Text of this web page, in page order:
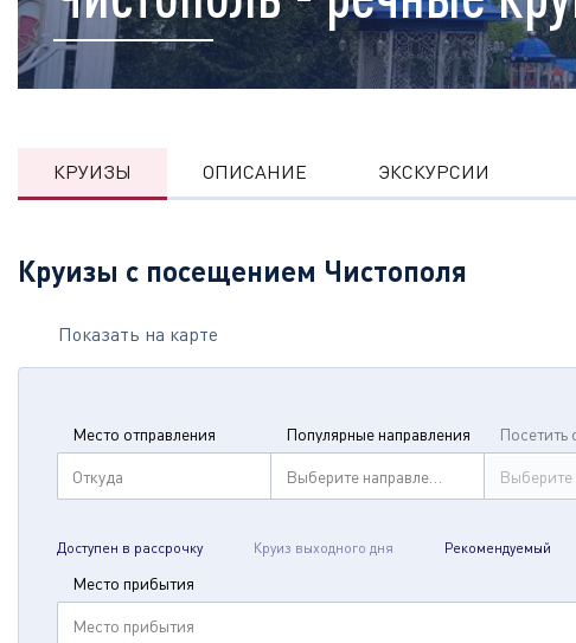
КРУИЗЫ ОПИСАНИЕ ЭКСКУРСИИ
Круизы с посещением Чистополя
Показать на карте
Место отправления
Откуда
Популярные направления
Выберите направление
Посетить
Выберите
Доступен в рассрочку Круиз выходного дня Рекомендуемый
Место прибытия
Место прибытия